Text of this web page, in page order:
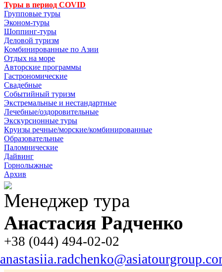
Туры в период COVID
Групповые туры
Эконом-туры
Шоппинг-туры
Деловой туризм
Комбинированные по Азии
Отдых на море
Авторские программы
Гастрономические
Свадебные
Событийный туризм
Экстремальные и нестандартные
Лечебные/оздоровительные
Экскурсионные туры
Круизы речные/морские/комбинированные
Образовательные
Паломнические
Дайвинг
Горнолыжные
Архив
Менеджер тура
Анастасия Радченко
+38 (044) 494-02-02